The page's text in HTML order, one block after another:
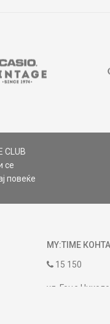
CLUB
се
повеќе
MY:TIME
15 150
ул. Гоце